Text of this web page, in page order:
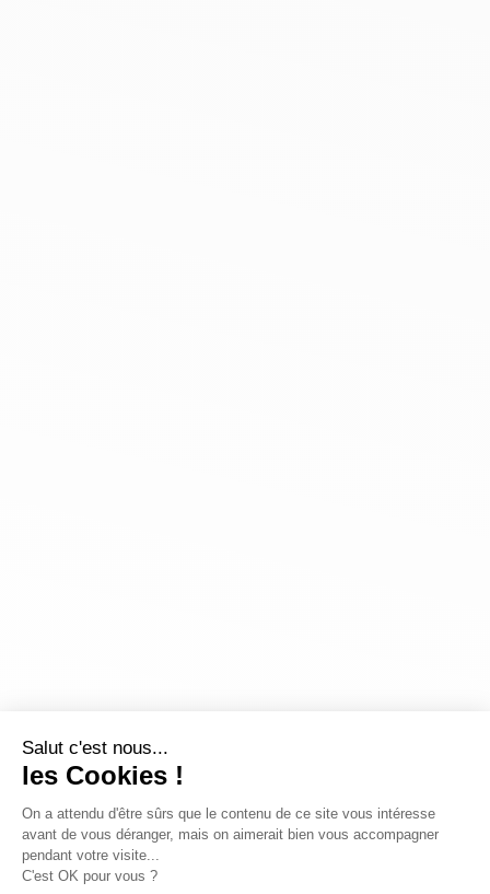
Salut c'est nous...
les Cookies !
On a attendu d'être sûrs que le contenu de ce site vous intéresse
avant de vous déranger, mais on aimerait bien vous accompagner
pendant votre visite...
C'est OK pour vous ?